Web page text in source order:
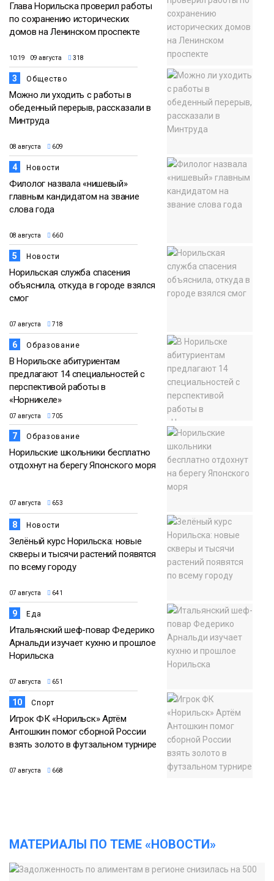
Глава Норильска проверил работы
по сохранению исторических
домов на Ленинском проспекте
10:19 09 августа 318
3 Общество
Можно ли уходить с работы в
обеденный перерыв, рассказали в
Минтруда
08 августа 609
4 Новости
Филолог назвала «нишевый»
главным кандидатом на звание
слова года
08 августа 660
5 Новости
Норильская служба спасения
объяснила, откуда в городе взялся
смог
07 августа 718
6 Образование
В Норильске абитуриентам
предлагают 14 специальностей с
перспективой работы в
«Норникеле»
07 августа 705
7 Образование
Норильские школьники бесплатно
отдохнут на берегу Японского моря
07 августа 653
8 Новости
Зелёный курс Норильска: новые
скверы и тысячи растений появятся
по всему городу
07 августа 641
9 Еда
Итальянский шеф-повар Федерико
Арнальди изучает кухню и прошлое
Норильска
07 августа 651
10 Спорт
Игрок ФК «Норильск» Артём
Антошкин помог сборной России
взять золото в футзальном турнире
07 августа 668
МАТЕРИАЛЫ ПО ТЕМЕ «НОВОСТИ»